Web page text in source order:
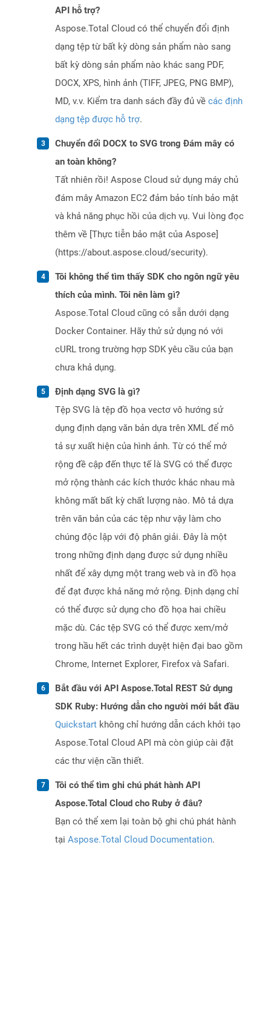
API hỗ trợ?
Aspose.Total Cloud có thể chuyển đổi định
dạng tệp từ bất kỳ dòng sản phẩm nào sang
bất kỳ dòng sản phẩm nào khác sang PDF,
DOCX, XPS, hình ảnh (TIFF, JPEG, PNG BMP),
MD, v.v. Kiểm tra danh sách đầy đủ về các định
dạng tệp được hỗ trợ.
Chuyển đổi DOCX to SVG trong Đám mây có
an toàn không?
Tất nhiên rồi! Aspose Cloud sử dụng máy chủ
đám mây Amazon EC2 đảm bảo tính bảo mật
và khả năng phục hồi của dịch vụ. Vui lòng đọc
thêm về [Thực tiễn bảo mật của Aspose]
(https://about.aspose.cloud/security).
Tôi không thể tìm thấy SDK cho ngôn ngữ yêu
thích của mình. Tôi nên làm gì?
Aspose.Total Cloud cũng có sẵn dưới dạng
Docker Container. Hãy thử sử dụng nó với
cURL trong trường hợp SDK yêu cầu của bạn
chưa khả dụng.
Định dạng SVG là gì?
Tệp SVG là tệp đồ họa vectơ vô hướng sử
dụng định dạng văn bản dựa trên XML để mô
tả sự xuất hiện của hình ảnh. Từ có thể mở
rộng đề cập đến thực tế là SVG có thể được
mở rộng thành các kích thước khác nhau mà
không mất bất kỳ chất lượng nào. Mô tả dựa
trên văn bản của các tệp như vậy làm cho
chúng độc lập với độ phân giải. Đây là một
trong những định dạng được sử dụng nhiều
nhất để xây dựng một trang web và in đồ họa
để đạt được khả năng mở rộng. Định dạng chỉ
có thể được sử dụng cho đồ họa hai chiều
mặc dù. Các tệp SVG có thể được xem/mở
trong hầu hết các trình duyệt hiện đại bao gồm
Chrome, Internet Explorer, Firefox và Safari.
Bắt đầu với API Aspose.Total REST Sử dụng
SDK Ruby: Hướng dẫn cho người mới bắt đầu
Quickstart không chỉ hướng dẫn cách khởi tạo
Aspose.Total Cloud API mà còn giúp cài đặt
các thư viện cần thiết.
Tôi có thể tìm ghi chú phát hành API
Aspose.Total Cloud cho Ruby ở đâu?
Bạn có thể xem lại toàn bộ ghi chú phát hành
tại Aspose.Total Cloud Documentation.